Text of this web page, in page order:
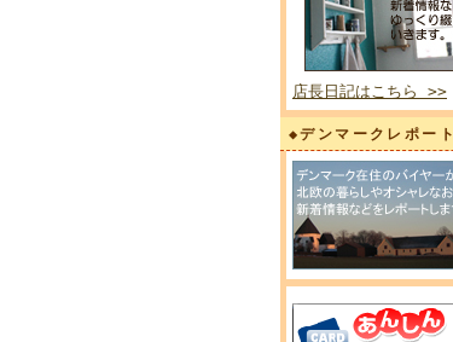
店長日記はこちら >>
◆デンマークレポート